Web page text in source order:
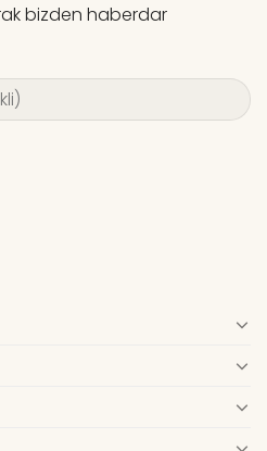
bizden haberdar